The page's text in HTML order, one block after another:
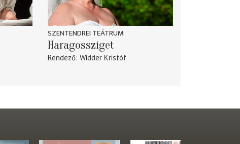
SZENTENDREI TEÁTRUM
Haragossziget
Rendező Widder Kristóf